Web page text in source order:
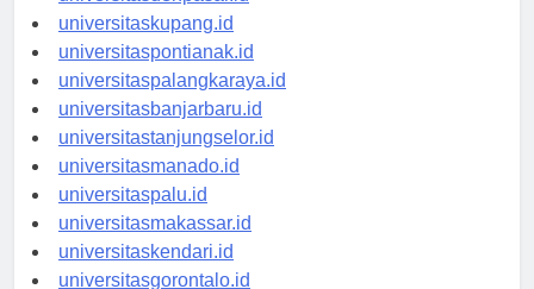
universitasdenpasar.id
universitaskupang.id
universitaspontianak.id
universitaspalangkaraya.id
universitasbanjarbaru.id
universitastanjungselor.id
universitasmanado.id
universitaspalu.id
universitasmakassar.id
universitaskendari.id